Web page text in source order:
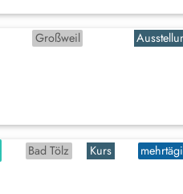
Großweil
Bad Tölz Kurs